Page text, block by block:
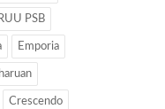
RUU PSB
Emporia
Crescendo